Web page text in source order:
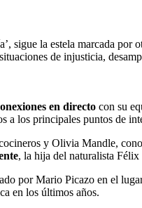
sigue la estela marcada por
de injusticia,
en directo con su
los principales puntos de
y Olivia Mandle,
, la hija del naturalista Félix
por Mario Picazo en el
en los últimos años.